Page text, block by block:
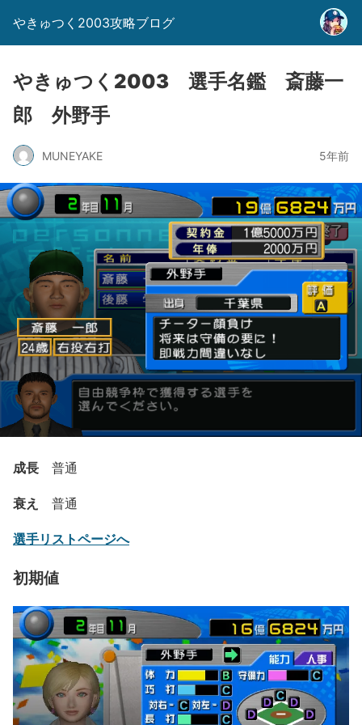
やきゅつく2003攻略ブログ
やきゅつく2003 選手名鑑 斎藤一
郎 外野手
MUNEYAKE 5年前
成長 普通
衰え 普通
選手リストページへ
初期値